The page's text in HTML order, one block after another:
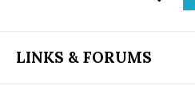
LINKS & FORUMS